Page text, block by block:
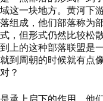
域这一块地方。黄河下
落组成，他们部落称为
式，但形式仍然比较松
到上的这种部落联盟是
就到周朝的时候就有点
对？